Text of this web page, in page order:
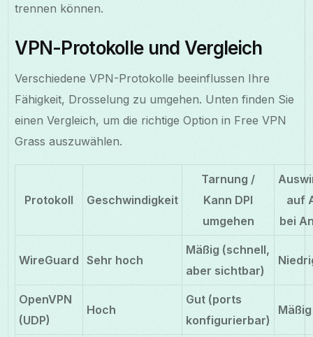
trennen können.
VPN-Protokolle und Vergleich
Verschiedene VPN-Protokolle beeinflussen Ihre
Fähigkeit, Drosselung zu umgehen. Unten finden Sie
einen Vergleich, um die richtige Option in Free VPN
Grass auszuwählen.
Protokoll Geschwindigkeit
Tarnung /
Kann DPI
umgehen
auf
bei
WireGuard Sehr hoch
Mäßig (schnell,
aber sichtbar)
OpenVPN
(UDP)
Hoch
Gut (ports
konfigurierbar)
Mäßig